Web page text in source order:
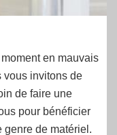
en mauvais
vous invitons de
de faire une
pour bénéficier
genre de matériel.